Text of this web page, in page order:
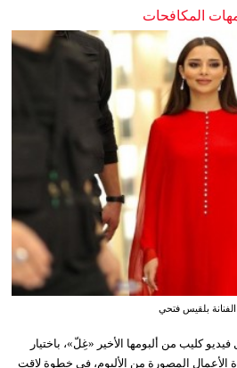
المكافحات
الفنانة بلقيس فتحي
كليب من ألبومها الأخير «غِلّ»، باختيار
الأعمال المصورة من الألبوم، في خطوة لاقت